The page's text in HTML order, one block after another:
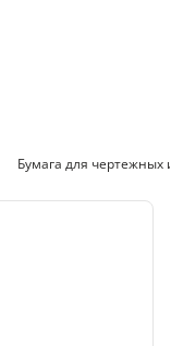
Бумага для чертежных